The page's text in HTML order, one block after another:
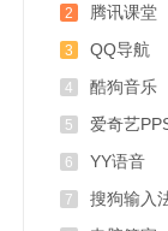
2 腾讯课堂
3 QQ导航
4 酷狗音乐
5 爱奇艺
6 YY语音
7 搜狗输入